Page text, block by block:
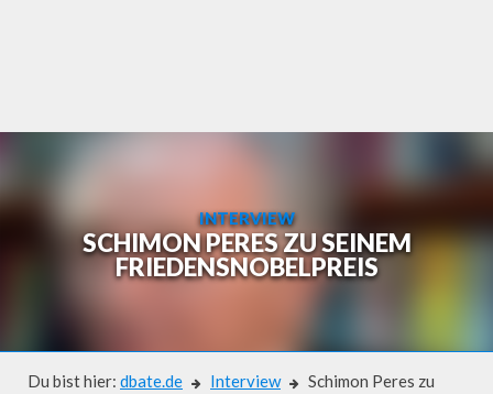
INTERVIEW
SCHIMON PERES ZU SEINEM
FRIEDENSNOBELPREIS
Du bist hier: dbate.de Interview
Schimon Peres zu